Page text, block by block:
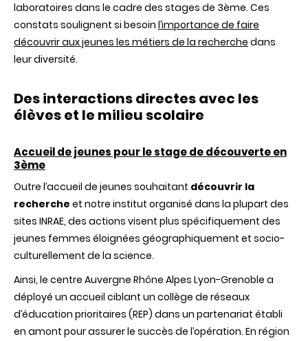
métiers
auprès
du
jeune
laboratoires dans le cadre des stages de 3ème. Ces
constats soulignent si besoin l’importance de faire
découvrir aux jeunes les métiers de la recherche dans
leur diversité.
Des interactions directes avec les
élèves et le milieu scolaire
Accueil de jeunes pour le stage de découverte en
3ème
Outre l’accueil de jeunes souhaitant découvrir la
recherche et notre institut organisé dans la plupart des
sites INRAE, des actions visent plus spécifiquement des
jeunes femmes éloignées géographiquement et socio-
culturellement de la science.
Ainsi, le centre Auvergne Rhône Alpes Lyon-Grenoble a
déployé un accueil ciblant un collège de réseaux
d’éducation prioritaires (REP) dans un partenariat établi
en amont pour assurer le succès de l’opération. En région